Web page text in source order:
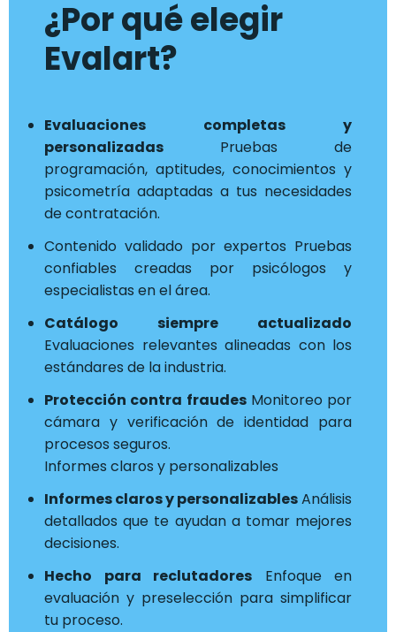
¿Por qué elegir
Evalart?
Evaluaciones completas y
personalizadas Pruebas de
programación, aptitudes, conocimientos y
psicometría adaptadas a tus necesidades
de contratación.
Contenido validado por expertos Pruebas
confiables creadas por psicólogos y
especialistas en el área.
Catálogo siempre actualizado
Evaluaciones relevantes alineadas con los
estándares de la industria.
Protección contra fraudesMonitoreo por
cámara y verificación de identidad para
procesos seguros.
Informes claros y personalizables
Informes claros y personalizablesAnálisis
detallados que te ayudan a tomar mejores
decisiones.
Hecho para reclutadores Enfoque en
evaluación y preselección para simplificar
tu proceso.